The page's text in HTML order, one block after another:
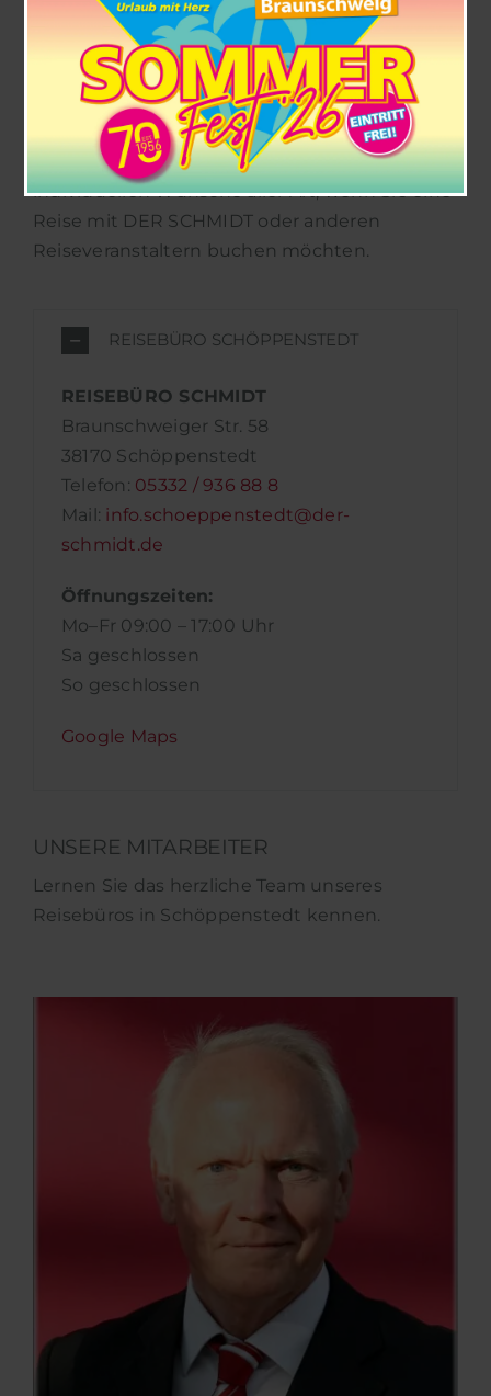
Str. 58 stehen viele kostenfreie
Parkmöglichkeiten zur Verfügung.
2 Mitarbeiter machen hier „Urlaub mit Herz“
und nehmen sich bei ausführlicher und
engagierter Beratung viel Zeit für Ihre
individuellen Wünsche aller Art, wenn Sie eine
Reise mit DER SCHMIDT oder anderen
Reiseveranstaltern buchen möchten.
REISEBÜRO SCHÖPPENSTEDT
REISEBÜRO SCHMIDT
Braunschweiger Str. 58
38170 Schöppenstedt
Telefon: 05332 / 936 88 8
Mail: info.schoeppenstedt@der-
schmidt.de
Öffnungszeiten:
Mo–Fr 09:00 – 17:00 Uhr
Sa geschlossen
So geschlossen
Google Maps
UNSERE MITARBEITER
Lernen Sie das herzliche Team unseres
Reisebüros in Schöppenstedt kennen.